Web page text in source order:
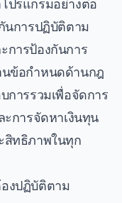
นการปฏิบัติตาม
การป้องกันการ
นข้อกำหนดด้านกฎ
การรวมเพื่อจัดการ
ะการจัดหาเงินทุน
สิทธิภาพในทุก
งปฏิบัติตาม